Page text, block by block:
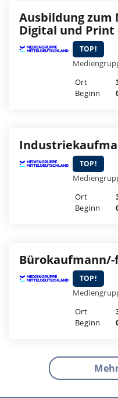
Ausbildung zum
Digital und
TOP!
Ort
Beginn
TOP!
Ort
Beginn
TOP!
Ort
Beginn